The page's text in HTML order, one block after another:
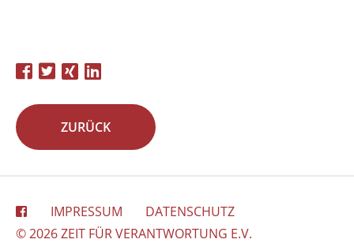
ZURÜCK
IMPRESSUM
DATENSCHUTZ
© 2026 ZEIT FÜR VERANTWORTUNG E.V.